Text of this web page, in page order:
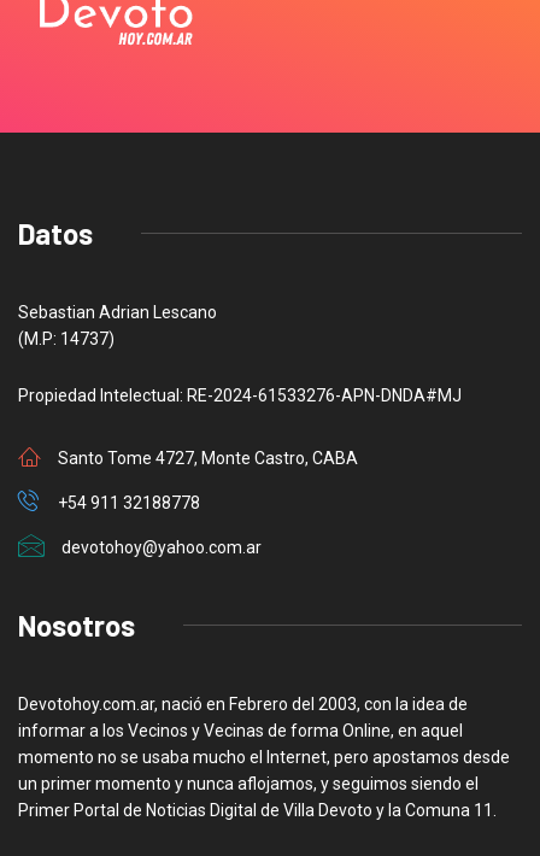
Datos
Sebastian Adrian Lescano
(M.P: 14737)
Propiedad Intelectual: RE-2024-61533276-APN-DNDA#MJ
Santo Tome 4727, Monte Castro, CABA
+54 911 32188778
devotohoy@yahoo.com.ar
Nosotros
Devotohoy.com.ar, nació en Febrero del 2003, con la idea de
informar a los Vecinos y Vecinas de forma Online, en aquel
momento no se usaba mucho el Internet, pero apostamos desde
un primer momento y nunca aflojamos, y seguimos siendo el
Primer Portal de Noticias Digital de Villa Devoto y la Comuna 11.